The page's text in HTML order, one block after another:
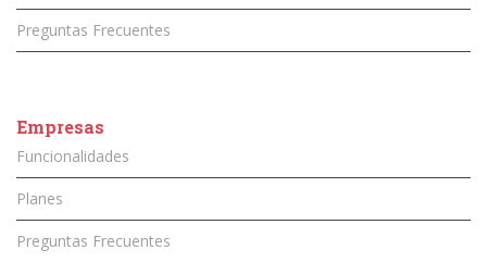
Preguntas Frecuentes
Empresas
Funcionalidades
Planes
Preguntas Frecuentes